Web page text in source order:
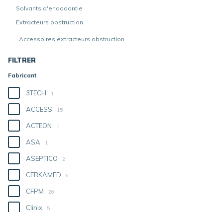
Solvants d'endodontie
Extracteurs obstruction
Accessoires extracteurs obstruction
FILTRER
Fabricant
3TECH 1
ACCESS 15
ACTEON 1
ASA 1
ASEPTICO 2
CERKAMED 6
CFPM 20
Clinix 5